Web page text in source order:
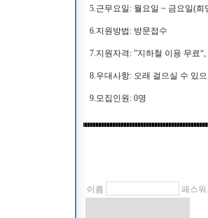
5.근무요일: 월요일 ~ 금요일(
6.지원방법: 방문접수
7.지원자격: ”지하철 이용 무료
8.우대사항: 오래 걸으실 수 있
9.모집인원: 0명
이름 패스